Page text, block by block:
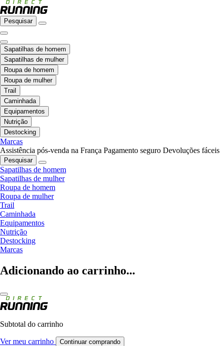
Pesquisar
Sapatilhas de homem
Sapatilhas de mulher
Roupa de homem
Roupa de mulher
Trail
Caminhada
Equipamentos
Nutrição
Destocking
Marcas
Assistência pós-venda na França Pagamento seguro Devoluções fáceis
Pesquisar
Sapatilhas de homem
Sapatilhas de mulher
Roupa de homem
Roupa de mulher
Trail
Caminhada
Equipamentos
Nutrição
Destocking
Marcas
Adicionando ao carrinho...
Subtotal do carrinho
Ver meu carrinho Continuar comprando